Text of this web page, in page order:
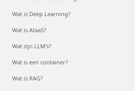
Wat is Deep Learning?
Wat is AIaaS?
Wat zijn LLM's?
Wat is een container?
Wat is RAG?